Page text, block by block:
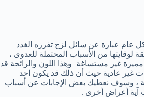
عام عبارة عن سائل لزج تفرزه الغدد
من الأسباب المحتملة للعدوى ،
غير مستساغة وهذا اللون والرائحة قد
غير عادية حيث أن ذلك قد يكون احد
، وسوف نعطيك بعض الإجابات عن أسباب
آية أعراض أخرى .